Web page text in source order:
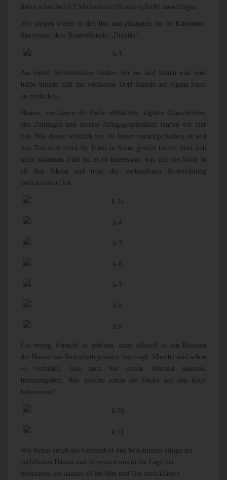
daher schon bei 0,2 Mirkosievert/Stunde (µSv/h) ausschlagen.
Wir stiegen wieder in den Bus und gelangten zur 30 Kilometer-
Sperrzone; dem Kontrollpunkt „Ditjatki“.
An einem Seitenstreifen hielten wir an und hatten nun eine
halbe Stunde Zeit das verlassene Dorf Salesje auf eigene Faust
zu entdecken.
Häuser, von denen die Farbe abblätterte, kaputte Glasscheiben,
alte Zeitungen und diverse Alltagsgegenstände fanden wir hier
vor. Was davon wirklich vor 30 Jahren zurückgeblieben ist und
was Touristen extra für Fotos in Szene gesetzt hatten, lässt sich
nicht erkennen. Fakt ist; es ist interessant, was sich die Natur in
all den Jahren und trotz der vorhandenen Reststrahlung
zurückerobert hat.
Ein wenig Vorsicht ist geboten, denn offiziell ist ein Betreten
der Häuser aus Sicherheitsgründen untersagt. Manche sind schon
so verfallen, dass auch wir davon Abstand nahmen,
hineinzugehen. Wer möchte schon die Decke auf den Kopf
bekommen?
Wir liefen durch das Geisterdorf und besichtigten einige der
zerfallenen Häuser und versetzten uns in die Lage der
Menschen, die damals all ihr Hab und Gut zurücklassen